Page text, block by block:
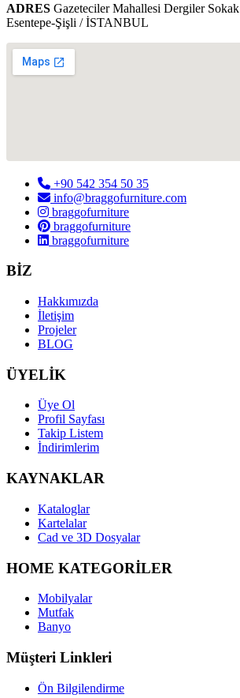
ADRES Gazeteciler Mahallesi Dergiler
Esentepe-Şişli / İSTANBUL
+90 542 354 50 35
info@braggofurniture.com
braggofurniture
braggofurniture
braggofurniture
BİZ
Hakkımızda
İletişim
Projeler
BLOG
ÜYELİK
Üye Ol
Profil Sayfası
Takip Listem
İndirimlerim
KAYNAKLAR
Kataloglar
Kartelalar
Cad ve 3D Dosyalar
HOME KATEGORİLER
Mobilyalar
Mutfak
Banyo
Müşteri Linkleri
Ön Bilgilendirme